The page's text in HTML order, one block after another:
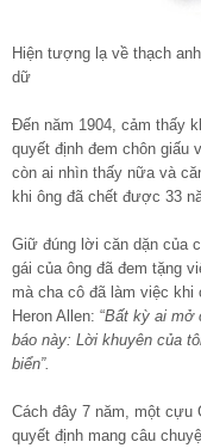
Hiện tượng lạ về thạch
dữ
Đến năm 1904, cảm thấy
quyết định đem chôn giấu
còn ai nhìn thấy nữa và
khi ông đã chết được 33
Giữ đúng lời căn dặn của
gái của ông đã đem tặng
mà cha cô đã làm việc
Heron Allen: “Bất kỳ ai mở
báo này: Lời khuyên của
biển”.
Cách đây 7 năm, một cựu
quyết định mang câu